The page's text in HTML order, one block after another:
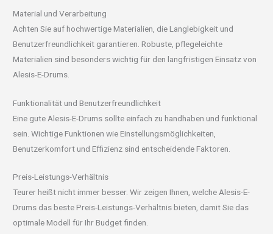
Material und Verarbeitung
Achten Sie auf hochwertige Materialien, die Langlebigkeit und
Benutzerfreundlichkeit garantieren. Robuste, pflegeleichte
Materialien sind besonders wichtig für den langfristigen Einsatz von
Alesis-E-Drums.
Funktionalität und Benutzerfreundlichkeit
Eine gute Alesis-E-Drums sollte einfach zu handhaben und funktional
sein. Wichtige Funktionen wie Einstellungsmöglichkeiten,
Benutzerkomfort und Effizienz sind entscheidende Faktoren.
Preis-Leistungs-Verhältnis
Teurer heißt nicht immer besser. Wir zeigen Ihnen, welche Alesis-E-
Drums das beste Preis-Leistungs-Verhältnis bieten, damit Sie das
optimale Modell für Ihr Budget finden.